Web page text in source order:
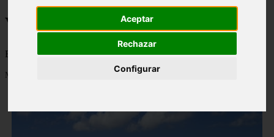
Aceptar
Rechazar
Configurar
Viajes a la Patagonia
Blog sobre la Patagonia en particular y sobre turismo en general
Mostrando 1 - 24 de 477 artículos